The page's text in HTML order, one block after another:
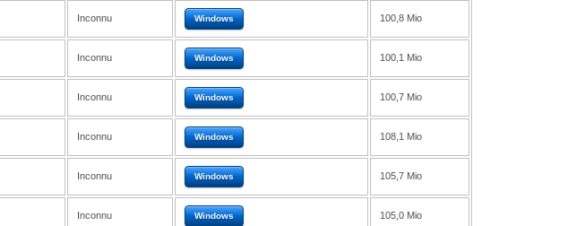
Inconnu Windows 100,8 Mio
Inconnu Windows 100,1 Mio
Inconnu Windows 100,7 Mio
Inconnu Windows 108,1 Mio
Inconnu Windows 105,7 Mio
Inconnu Windows 105,0 Mio